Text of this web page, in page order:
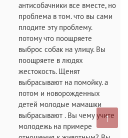
антисобачники все вместе, но
проблема в том. что вы сами
плодите эту проблему.
потому что поощряете
выброс собак на улицу. Вы
поощряете в людях
жестокость. Щенят
выбрасывают на помойку. а
потом и новорожденных
детей молодые мамашки
выбрасывают . Вы чему учите
молодежь на примере
↑